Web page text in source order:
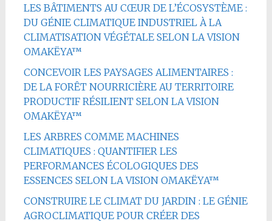
LES BÂTIMENTS AU CŒUR DE L’ÉCOSYSTÈME :
DU GÉNIE CLIMATIQUE INDUSTRIEL À LA
CLIMATISATION VÉGÉTALE SELON LA VISION
OMAKËYA™
CONCEVOIR LES PAYSAGES ALIMENTAIRES :
DE LA FORÊT NOURRICIÈRE AU TERRITOIRE
PRODUCTIF RÉSILIENT SELON LA VISION
OMAKËYA™
LES ARBRES COMME MACHINES
CLIMATIQUES : QUANTIFIER LES
PERFORMANCES ÉCOLOGIQUES DES
ESSENCES SELON LA VISION OMAKËYA™
CONSTRUIRE LE CLIMAT DU JARDIN : LE GÉNIE
AGROCLIMATIQUE POUR CRÉER DES